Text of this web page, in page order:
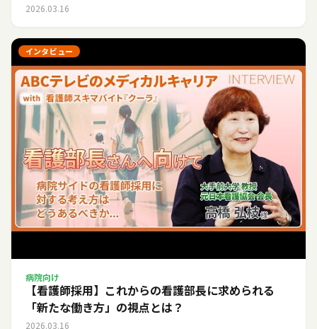
2026.03.16
インタビュー
病院向け
【看護師採用】これからの看護部長に求められる
「新たな働き方」の視点とは？
2026.03.16